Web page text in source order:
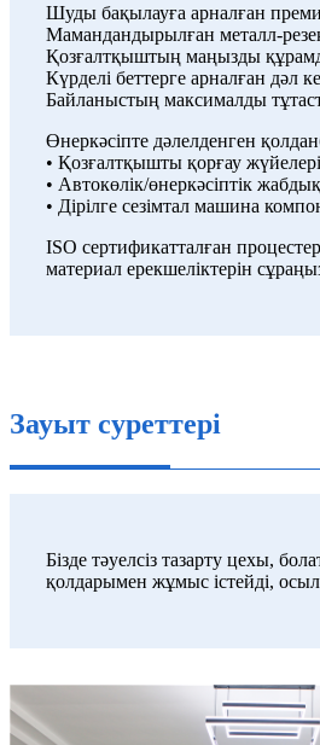
Шуды бақылауға арналған
Мамандандырылған металл-
Қозғалтқыштың маңызды
Күрделі беттерге арналған дәл
Байланыстың максималды
Өнеркәсіпте дәлелденген
• Қозғалтқышты қорғау
• Автокөлік/өнеркәсіптік
• Дірілге сезімтал машина
ISO сертификатталған
материал ерекшеліктерін
Зауыт суреттері
Бізде тәуелсіз тазарту цехы,
қолдарымен жұмыс істейді,